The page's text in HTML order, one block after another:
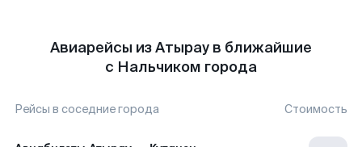
Авиарейсы из Атырау в ближайшие
с Нальчиком города
Рейсы в соседние города Стоимость